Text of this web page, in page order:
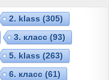
2. klass (305)
3. класс (93)
5. klass (263)
6. класс (61)